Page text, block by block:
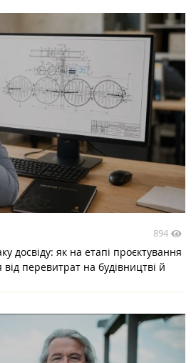
894
досвіду: як на етапі проєктування
перевитрат на будівництві й